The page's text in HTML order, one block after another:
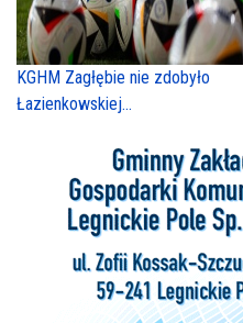
KGHM Zagłębie nie zdobyło
Łazienkowskiej...